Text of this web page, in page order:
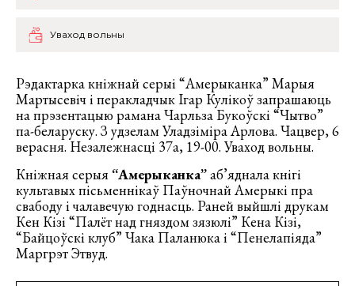
Уваход вольны
Рэдактарка кніжнай серыі “Амерыканка” Марыя
Мартысевіч і перакладчык Ігар Кулікоў запрашаюць
на прэзентацыю рамана Чарльза Букоўскі “Чытво”
па-беларуску. З удзелам Уладзіміра Арлова. Чацвер, 6
верасня. Незалежнасці 37а, 19-00. Уваход вольны.
Кніжная серыя “Амерыканка”аб’яднала кнігі
культавых пісьменнікаў Паўночнай Амерыкі пра
свабоду і чалавечую годнасць. Раней выйшлі друкам
Кен Кізі “Палёт над гняздом зязюлі” Кена Кізі,
“Байцоўскі клуб” Чака Паланюка і “Пенелапіяда”
Маргрэт Этвуд.